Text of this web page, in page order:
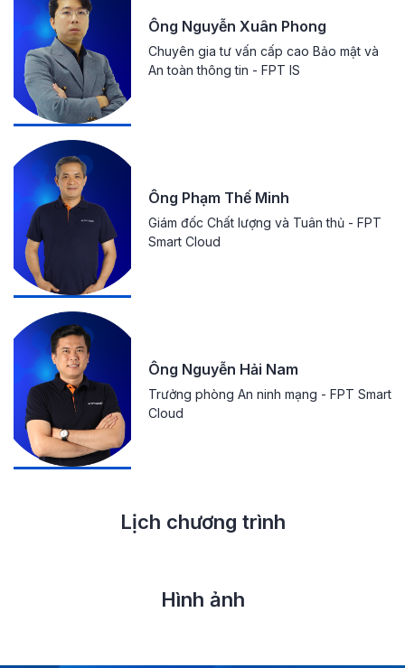
Ông Nguyễn Xuân Phong
Chuyên gia tư vấn cấp cao Bảo mật và
An toàn thông tin - FPT IS
Ông Phạm Thế Minh
Giám đốc Chất lượng và Tuân thủ - FPT
Smart Cloud
Ông Nguyễn Hải Nam
Trưởng phòng An ninh mạng - FPT Smart
Cloud
Lịch chương trình
Hình ảnh